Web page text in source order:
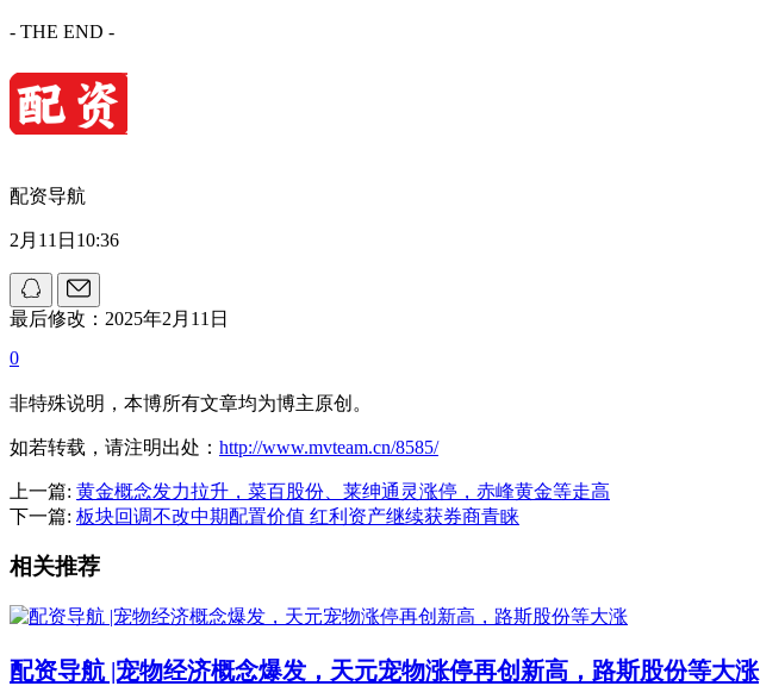
- THE END -
配资导航
2月11日10:36
最后修改：2025年2月11日
0
非特殊说明，本博所有文章均为博主原创。
如若转载，请注明出处： http://www.mvteam.cn/8585/
上一篇: 黄金概念发力拉升，菜百股份、莱绅通灵涨停，赤峰黄金等走高
下一篇: 板块回调不改中期配置价值 红利资产继续获券商青睐
相关推荐
配资导航 |宠物经济概念爆发，天元宠物涨停再创新高，路斯股份等大涨